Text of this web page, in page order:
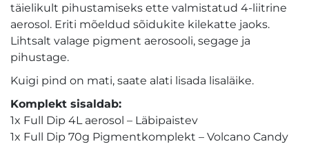
täielikult pihustamiseks ette valmistatud 4-liitrine
aerosol. Eriti mõeldud sõidukite kilekatte jaoks.
Lihtsalt valage pigment aerosooli, segage ja
pihustage.
Kuigi pind on mati, saate alati lisada lisaläike.
Komplekt sisaldab:
1x Full Dip 4L aerosol – Läbipaistev
1x Full Dip 70g Pigmentkomplekt – Volcano Candy